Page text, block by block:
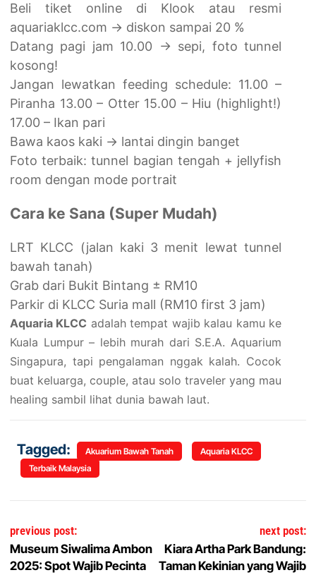
Beli tiket online di Klook atau resmi
aquariaklcc.com → diskon sampai 20 %
Datang pagi jam 10.00 → sepi, foto tunnel
kosong!
Jangan lewatkan feeding schedule: 11.00 –
Piranha 13.00 – Otter 15.00 – Hiu (highlight!)
17.00 – Ikan pari
Bawa kaos kaki → lantai dingin banget
Foto terbaik: tunnel bagian tengah + jellyfish
room dengan mode portrait
Cara ke Sana (Super Mudah)
LRT KLCC (jalan kaki 3 menit lewat tunnel
bawah tanah)
Grab dari Bukit Bintang ± RM10
Parkir di KLCC Suria mall (RM10 first 3 jam)
Aquaria KLCC adalah tempat wajib kalau kamu ke
Kuala Lumpur – lebih murah dari S.E.A. Aquarium
Singapura, tapi pengalaman nggak kalah. Cocok
buat keluarga, couple, atau solo traveler yang mau
healing sambil lihat dunia bawah laut.
Tagged: Akuarium Bawah Tanah
Aquaria KLCC
Terbaik Malaysia
Post navigation
previous post:
Museum Siwalima Ambon
2025: Spot Wajib Pecinta
next post:
Kiara Artha Park Bandung:
Taman Kekinian yang Wajib